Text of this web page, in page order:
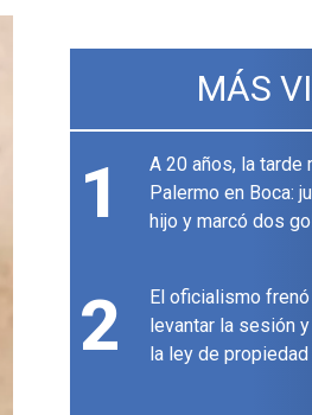
MÁS
1
A 20 años, la tarde
Palermo en Boca:
hijo y marcó dos
2
El oficialismo
levantar la sesión
la ley de